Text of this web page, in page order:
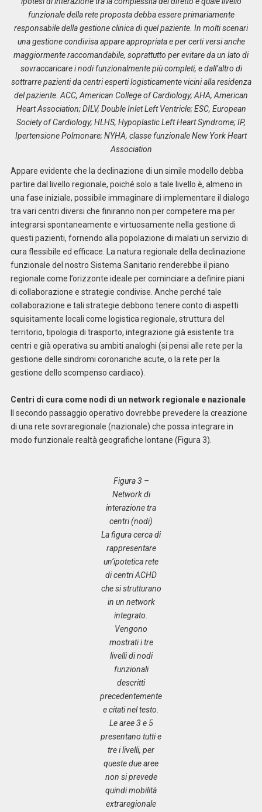
funzionale della rete proposta debba essere primariamente
responsabile della gestione clinica di quel paziente. In molti scenari
una gestione condivisa appare appropriata e per certi versi anche
maggiormente raccomandabile, soprattutto per evitare da un lato di
sovraccaricare i nodi funzionalmente più completi, e dall’altro di
sottrarre pazienti da centri esperti logisticamente vicini alla residenza
del paziente. ACC, American College of Cardiology; AHA, American
Heart Association; DILV, Double Inlet Left Ventricle; ESC, European
Society of Cardiology; HLHS, Hypoplastic Left Heart Syndrome; IP,
Ipertensione Polmonare; NYHA, classe funzionale New York Heart
Association
Appare evidente che la declinazione di un simile modello debba
partire dal livello regionale, poiché solo a tale livello è, almeno in
una fase iniziale, possibile immaginare di implementare il dialogo
tra vari centri diversi che finiranno non per competere ma per
integrarsi spontaneamente e virtuosamente nella gestione di
questi pazienti, fornendo alla popolazione di malati un servizio di
cura flessibile ed efficace. La natura regionale della declinazione
funzionale del nostro Sistema Sanitario renderebbe il piano
regionale come l’orizzonte ideale per cominciare a definire piani
di collaborazione e strategie condivise. Anche perché tale
collaborazione e tali strategie debbono tenere conto di aspetti
squisitamente locali come logistica regionale, struttura del
territorio, tipologia di trasporto, integrazione già esistente tra
centri e già operativa su ambiti analoghi (si pensi alle rete per la
gestione delle sindromi coronariche acute, o la rete per la
gestione dello scompenso cardiaco).
Centri di cura come nodi di un network regionale e nazionale
Il secondo passaggio operativo dovrebbe prevedere la creazione
di una rete sovraregionale (nazionale) che possa integrare in
modo funzionale realtà geografiche lontane (Figura 3).
Figura 3 –
Network di
interazione tra
centri (nodi)
La figura cerca di
rappresentare
un’ipotetica rete
di centri ACHD
che si strutturano
in un network
integrato.
Vengono
mostrati i tre
livelli di nodi
funzionali
descritti
precedentemente
e citati nel testo.
Le aree 3 e 5
presentano tutti e
tre i livelli, per
queste due aree
non si prevede
quindi mobilità
extraregionale